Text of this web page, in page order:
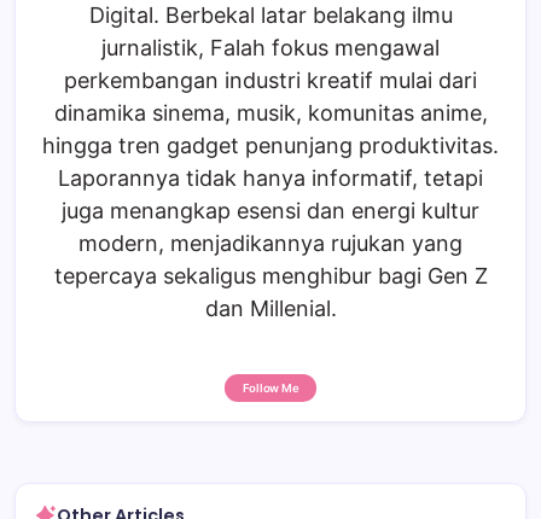
Digital. Berbekal latar belakang ilmu
jurnalistik, Falah fokus mengawal
perkembangan industri kreatif mulai dari
dinamika sinema, musik, komunitas anime,
hingga tren gadget penunjang produktivitas.
Laporannya tidak hanya informatif, tetapi
juga menangkap esensi dan energi kultur
modern, menjadikannya rujukan yang
tepercaya sekaligus menghibur bagi Gen Z
dan Millenial.
Follow Me